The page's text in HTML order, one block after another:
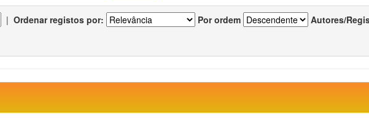
| Ordenar registos por: Por ordem Autores/